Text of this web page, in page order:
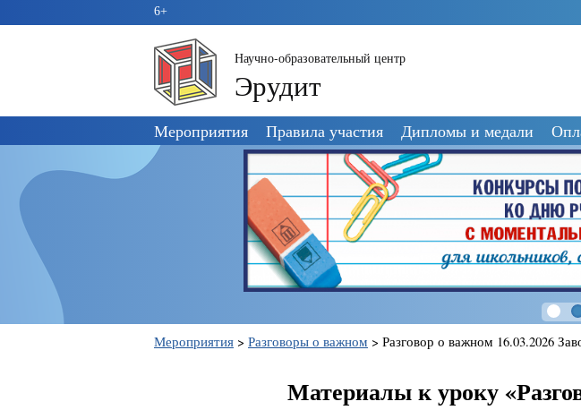
6+
Научно-образовательный центр
Эрудит
Пропустить
навигацию
Мероприятия Правила участия Дипломы и медали
Мероприятия > Разговоры о важном > Разговор о важном 16.03.2026
Материалы к уроку